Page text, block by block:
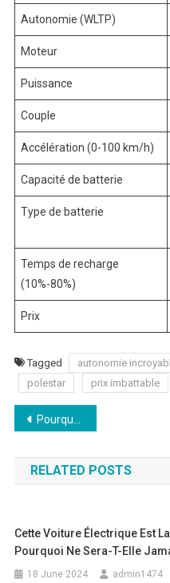
Autonomie (WLTP)
Moteur
Puissance
Couple
Accélération (0-100 km/h)
Capacité de batterie
Type de batterie
Temps de recharge
(10%-80%)
Prix
Tagged autonomie
polestar
prix imbattable
Post
navigation
Pourquoi l’abandon de la voiture électrique est-il inévitable ? Découvrez ces chiffres qui posent question !
RELATED POSTS
Cette Voiture Électrique Est
Pourquoi Ne Sera-T-Elle
18 June 2024 admin1474